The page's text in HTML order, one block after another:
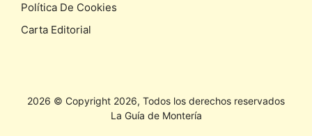
Política De Cookies
Carta Editorial
2026 © Copyright 2026, Todos los derechos reservados
La Guía de Montería